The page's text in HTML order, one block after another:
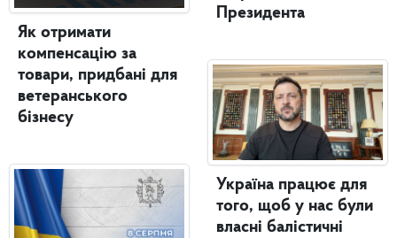
Як отримати
компенсацію за
товари, придбані для
ветеранського
бізнесу
Президента
Україна працює для
того, щоб у нас були
власні балістичні